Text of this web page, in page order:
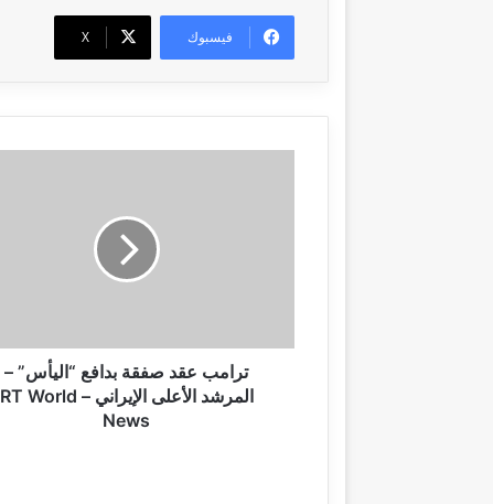
فيسبوك ‫X
ص
ترامب عقد صفقة بدافع “اليأس” –
المرشد الأعلى الإيراني – RT World
News